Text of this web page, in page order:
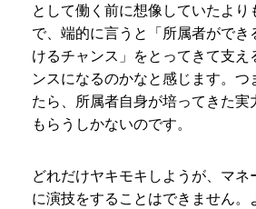
として働く前に想像していたより
で、端的に言うと「所属者ができ
けるチャンス」をとってきて支え
ンスになるのかなと感じます。つ
たら、所属者自身が培ってきた実
もらうしかないのです。
どれだけヤキモキしようが、マネ
に演技をすることはできません。